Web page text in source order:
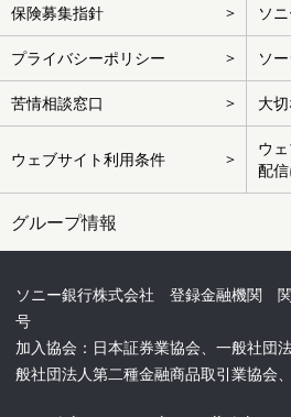
プ
保険募集指針 ソ
プライバシーポリシー ソ
苦情相談窓口 大
ウェブサイト利用条件
ウ
配
グループ情報
ソニー銀行株式会社 登録金融機関
号
加入協会：日本証券業協会、一般社団
般社団法人第二種金融商品取引業協会